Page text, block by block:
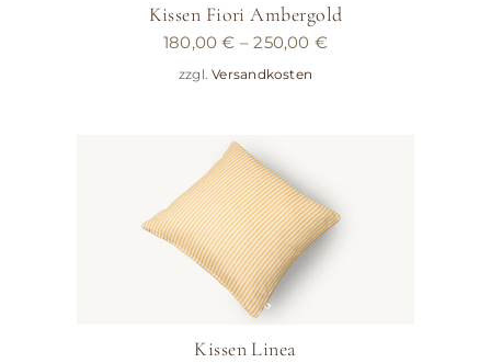
Kissen Fiori Ambergold
180,00€ –250,00 €
zzgl.Versandkosten
Kissen Linea